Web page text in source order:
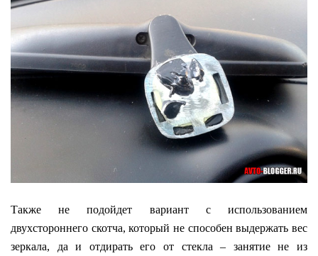
Также не подойдет вариант с использованием
двухстороннего скотча, который не способен выдержать вес
зеркала, да и отдирать его от стекла – занятие не из